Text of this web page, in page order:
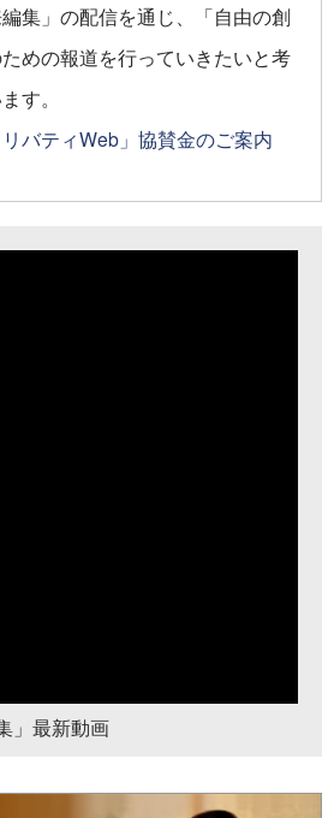
編集」の配信を通じ、「自由の創
めの報道を行っていきたいと考
す。
リバティWeb」協賛金のご案内
」最新動画